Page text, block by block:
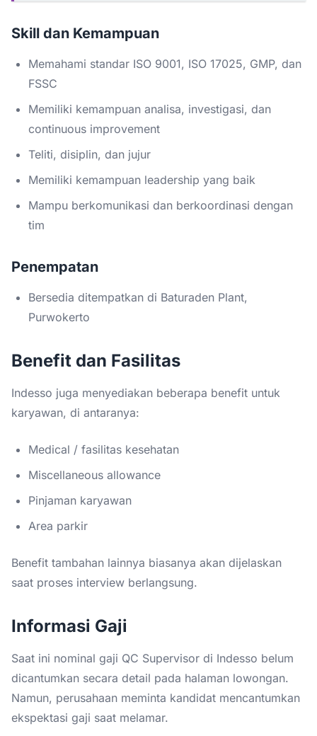
Skill dan Kemampuan
Memahami standar ISO 9001, ISO 17025, GMP, dan
FSSC
Memiliki kemampuan analisa, investigasi, dan
continuous improvement
Teliti, disiplin, dan jujur
Memiliki kemampuan leadership yang baik
Mampu berkomunikasi dan berkoordinasi dengan
tim
Penempatan
Bersedia ditempatkan di Baturaden Plant,
Purwokerto
Benefit dan Fasilitas
Indesso juga menyediakan beberapa benefit untuk
karyawan, di antaranya:
Medical / fasilitas kesehatan
Miscellaneous allowance
Pinjaman karyawan
Area parkir
Benefit tambahan lainnya biasanya akan dijelaskan
saat proses interview berlangsung.
Informasi Gaji
Saat ini nominal gaji QC Supervisor di Indesso belum
dicantumkan secara detail pada halaman lowongan.
Namun, perusahaan meminta kandidat mencantumkan
ekspektasi gaji saat melamar.